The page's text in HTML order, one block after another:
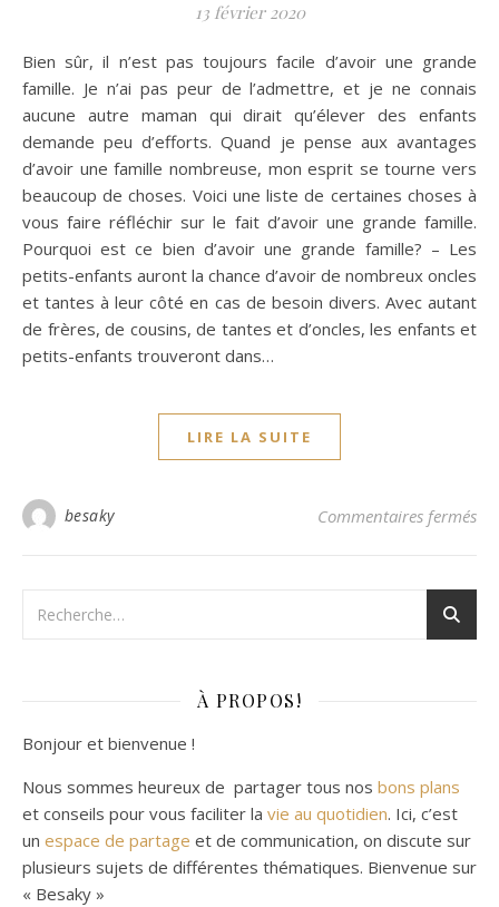
13 février 2020
Bien sûr, il n’est pas toujours facile d’avoir une grande
famille. Je n’ai pas peur de l’admettre, et je ne connais
aucune autre maman qui dirait qu’élever des enfants
demande peu d’efforts. Quand je pense aux avantages
d’avoir une famille nombreuse, mon esprit se tourne vers
beaucoup de choses. Voici une liste de certaines choses à
vous faire réfléchir sur le fait d’avoir une grande famille.
Pourquoi est ce bien d’avoir une grande famille? – Les
petits-enfants auront la chance d’avoir de nombreux oncles
et tantes à leur côté en cas de besoin divers. Avec autant
de frères, de cousins, de tantes et d’oncles, les enfants et
petits-enfants trouveront dans…
LIRE LA SUITE
besaky Commentaires fermés
À PROPOS!
Bonjour et bienvenue !
Nous sommes heureux de partager tous nos bons plans
et conseils pour vous faciliter la vie au quotidien. Ici, c’est
un espace de partage et de communication, on discute sur
plusieurs sujets de différentes thématiques. Bienvenue sur
« Besaky »